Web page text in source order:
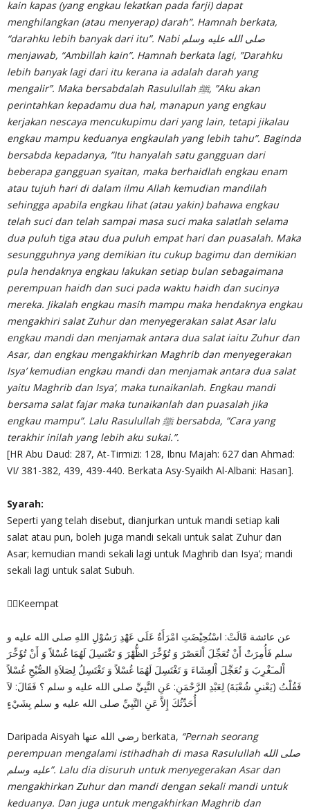
kain kapas (yang engkau lekatkan pada farji) dapat
menghilangkan (atau menyerap) darah”. Hamnah berkata,
“darahku lebih banyak dari itu”. Nabi صلى الله عليه وسلم
menjawab, “Ambillah kain”. Hamnah berkata lagi, ”Darahku
lebih banyak lagi dari itu kerana ia adalah darah yang
mengalir”. Maka bersabdalah Rasulullah ﷺ, ”Aku akan
perintahkan kepadamu dua hal, manapun yang engkau
kerjakan nescaya mencukupimu dari yang lain, tetapi jikalau
engkau mampu keduanya engkaulah yang lebih tahu”. Baginda
bersabda kepadanya, ”Itu hanyalah satu gangguan dari
beberapa gangguan syaitan, maka berhaidlah engkau enam
atau tujuh hari di dalam ilmu Allah kemudian mandilah
sehingga apabila engkau lihat (atau yakin) bahawa engkau
telah suci dan telah sampai masa suci maka salatlah selama
dua puluh tiga atau dua puluh empat hari dan puasalah. Maka
sesungguhnya yang demikian itu cukup bagimu dan demikian
pula hendaknya engkau lakukan setiap bulan sebagaimana
perempuan haidh dan suci pada waktu haidh dan sucinya
mereka. Jikalah engkau masih mampu maka hendaknya engkau
mengakhiri salat Zuhur dan menyegerakan salat Asar lalu
engkau mandi dan menjamak antara dua salat iaitu Zuhur dan
Asar, dan engkau mengakhirkan Maghrib dan menyegerakan
Isya’ kemudian engkau mandi dan menjamak antara dua salat
yaitu Maghrib dan Isya’, maka tunaikanlah. Engkau mandi
bersama salat fajar maka tunaikanlah dan puasalah jika
engkau mampu”. Lalu Rasulullah ﷺ bersabda, ”Cara yang
terakhir inilah yang lebih aku sukai.”.
[HR Abu Daud: 287, At-Tirmizi: 128, Ibnu Majah: 627 dan Ahmad:
VI/ 381-382, 439, 439-440. Berkata Asy-Syaikh Al-Albani: Hasan].
Syarah:
Seperti yang telah disebut, dianjurkan untuk mandi setiap kali
salat atau pun, boleh juga mandi sekali untuk salat Zuhur dan
Asar; kemudian mandi sekali lagi untuk Maghrib dan Isya’; mandi
sekali lagi untuk salat Subuh.
✍🏻Keempat
عن عائشة قَالَتْ: اسْتُحِيْضَتِ امْرَأَةٌ عَلَى عَهْدِ رَسُوْلِ اللهِ صلى الله عليه و
سلم فَأُمِرَتْ أَنْ تُعَجِّلَ اْلعَصْرَ وَ تُؤَخِّرَ الظُّهْرَ وَ تَغْتَسِلَ لَهُمَا غُسْلاً وَ أَنْ تُؤَخِّرَ
اْلمـَغْرِبَ وَ تُعَجِّلَ اْلعِشَاءَ وَ تَغْتَسِلَ لَهُمَا غُسْلاً وَ تَغْتَسِلُ لِصَلاَةِ الصُّبْحِ غُسْلاً
فَقُلْتُ (يَعْنيِ شُعْبَةَ) لِعَبْدِ الرَّحْمَنِ: عَنِ النَّبِيِّ صلى الله عليه و سلم ؟ فَقَالَ: لاَ
أُحَدِّثُكَ إِلاَّ عَنِ النَّبِيِّ صلى الله عليه و سلم بِشَيْءٍ
Daripada Aisyah رضي الله عنها berkata, “Pernah seorang
perempuan mengalami istihadhah di masa Rasulullah صلى الله
عليه وسلم”. Lalu dia disuruh untuk menyegerakan Asar dan
mengakhirkan Zuhur dan mandi dengan sekali mandi untuk
keduanya. Dan juga untuk mengakhirkan Maghrib dan